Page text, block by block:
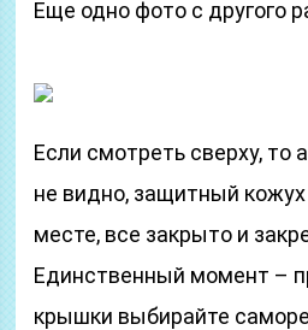
Еще одно фото с другого
Если смотреть сверху, то
не видно, защитный
месте, все закрыто и
Единственный момент –
крышки выбирайте